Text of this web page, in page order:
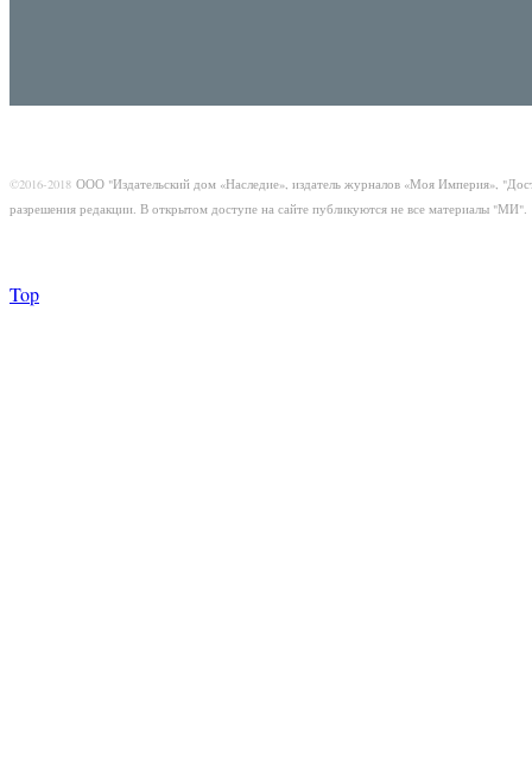
©2016-2018 ООО "Издательский дом «Наследие», издатель журналов «Моя Империя»,
разрешения редакции. В открытом доступе на сайте публикуются не все материалы "МИ".
Top